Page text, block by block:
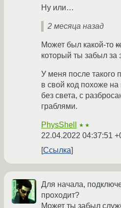
Ну или…
2 месяца назад
Может был какой-то
который ты забыл за
У меня после такого
в свой код похоже на
без света, с
граблями.
PhysShell ★★
22.04.2022 04:37:51
Ссылка
Для начала,
проходит?
Может ты забыл